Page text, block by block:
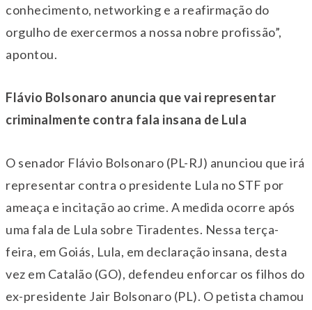
conhecimento, networking e a reafirmação do
orgulho de exercermos a nossa nobre profissão”,
apontou.
Flávio Bolsonaro anuncia que vai representar
criminalmente contra fala insana de Lula
O senador Flávio Bolsonaro (PL-RJ) anunciou que irá
representar contra o presidente Lula no STF por
ameaça e incitação ao crime. A medida ocorre após
uma fala de Lula sobre Tiradentes. Nessa terça-
feira, em Goiás, Lula, em declaração insana, desta
vez em Catalão (GO), defendeu enforcar os filhos do
ex-presidente Jair Bolsonaro (PL). O petista chamou